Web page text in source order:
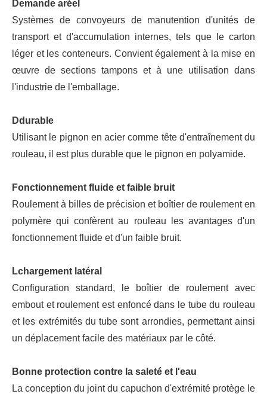
Demande aréel
Systèmes de convoyeurs de manutention d'unités de
transport et d'accumulation internes, tels que le carton
léger et les conteneurs. Convient également à la mise en
œuvre de sections tampons et à une utilisation dans
l'industrie de l'emballage.
Ddurable
Utilisant le pignon en acier comme tête d'entraînement du
rouleau, il est plus durable que le pignon en polyamide.
Fonctionnement fluide et faible bruit
Roulement à billes de précision et boîtier de roulement en
polymère qui confèrent au rouleau les avantages d'un
fonctionnement fluide et d'un faible bruit.
Lchargement latéral
Configuration standard, le boîtier de roulement avec
embout et roulement est enfoncé dans le tube du rouleau
et les extrémités du tube sont arrondies, permettant ainsi
un déplacement facile des matériaux par le côté.
Bonne protection contre la saleté et l'eau
La conception du joint du capuchon d'extrémité protège le